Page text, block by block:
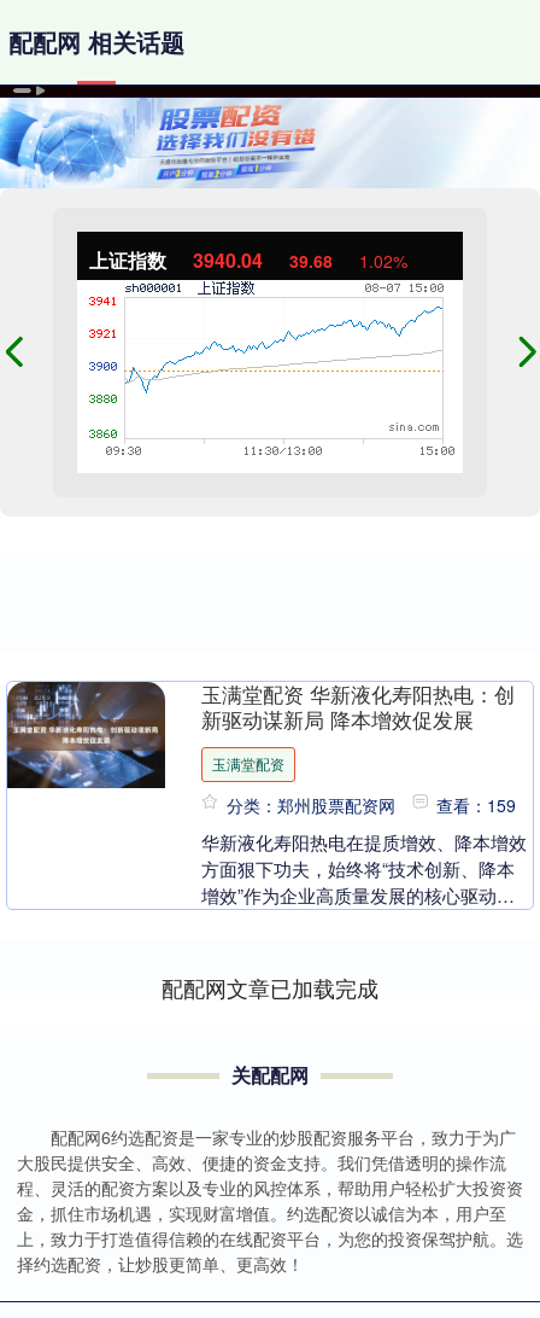
上证指数 3940.04 39.68 1.02%
配配网 相关话题
玉满堂配资 华新液化寿阳热电：创
新驱动谋新局 降本增效促发展
玉满堂配资
分类：郑州股票配资网 查看：159
华新液化寿阳热电在提质增效、降本增效
方面狠下功夫，始终将“技术创新、降本
增效”作为企业高质量发展的核心驱动
配配网文章已加载完成
关配配网
配配网6约选配资是一家专业的炒股配资服务平台，致力于为广
大股民提供安全、高效、便捷的资金支持。我们凭借透明的操作流
程、灵活的配资方案以及专业的风控体系，帮助用户轻松扩大投资资
金，抓住市场机遇，实现财富增值。约选配资以诚信为本，用户至
上，致力于打造值得信赖的在线配资平台，为您的投资保驾护航。选
择约选配资，让炒股更简单、更高效！